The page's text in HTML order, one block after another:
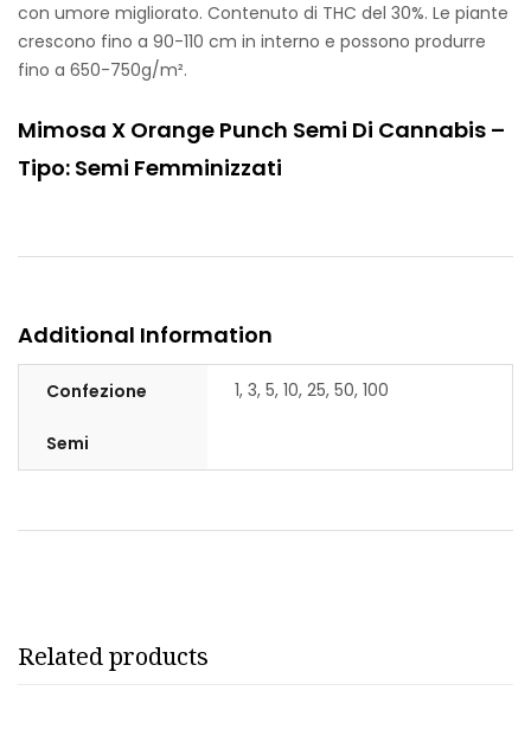
con umore migliorato. Contenuto di THC del 30%. Le piante
crescono fino a 90-110 cm in interno e possono produrre
fino a 650-750g/m².
Mimosa X Orange Punch Semi Di Cannabis –
Tipo: Semi Femminizzati
Additional Information
Confezione
Semi
1, 3, 5, 10, 25, 50, 100
Related products